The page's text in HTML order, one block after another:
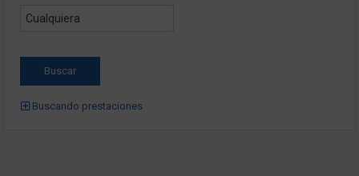
Buscando prestaciones